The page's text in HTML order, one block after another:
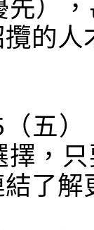
先）
的人
五
擇，
了解